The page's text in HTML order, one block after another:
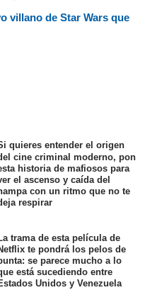
villano de Star Wars que
quieres entender el origen
cine criminal moderno, pon
historia de mafiosos para
el ascenso y caída del
con un ritmo que no te
respirar
trama de esta película de
te pondrá los pelos de
se parece mucho a lo
está sucediendo entre
Unidos y Venezuela